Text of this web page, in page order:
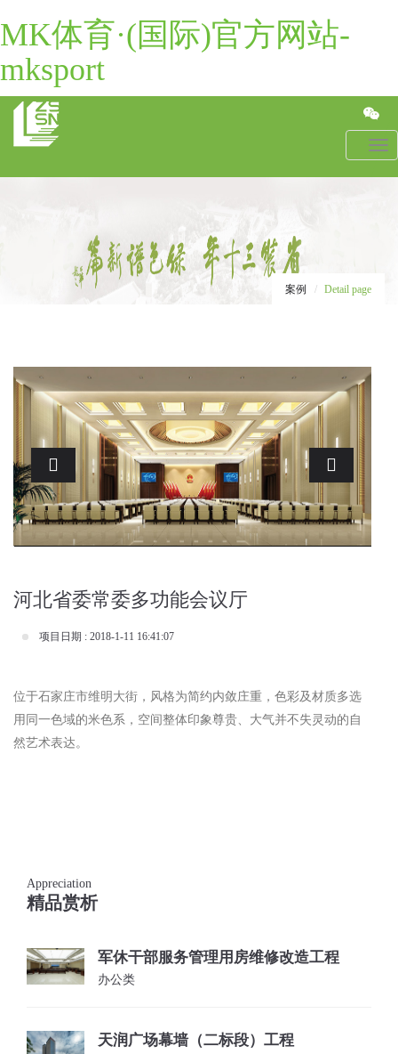
MK体育·(国际)官方网站-
mksport
案例 Detail page
Previous Next
河北省委常委多功能会议厅
项目日期 : 2018-1-11 16:41:07
位于石家庄市维明大街，风格为简约内敛庄重，色彩及材质多选
用同一色域的米色系，空间整体印象尊贵、大气并不失灵动的自
然艺术表达。
Appreciation
精品赏析
军休干部服务管理用房维修改造工程
办公类
天润广场幕墙（二标段）工程